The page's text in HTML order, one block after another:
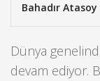
Bahadır Atasoy
Dünya
devam ediyor.